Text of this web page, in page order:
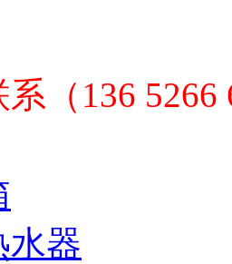
（136 5266
水器